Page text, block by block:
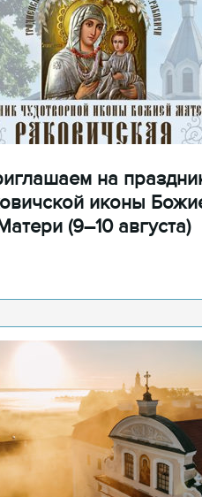
на
иконы
(9–10 августа)